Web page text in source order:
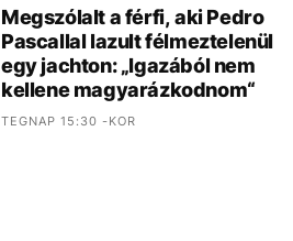
Megszólalt a férfi, aki Pedro
Pascallal lazult félmeztelenül
egy jachton: „Igazából nem
kellene magyarázkodnom“
TEGNAP 15:30 -KOR